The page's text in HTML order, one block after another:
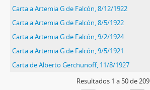
Carta a Artemia G de Falcón, 8/12/1922
Carta a Artemia G de Falcón, 8/5/1922
Carta a Artemia G de Falcón, 9/2/1924
Carta a Artemia G de Falcón, 9/5/1921
Carta de Alberto Gerchunoff, 11/8/1927
Resultados 1 a 50de 209